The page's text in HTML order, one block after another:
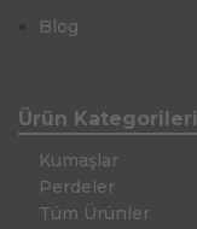
Blog
Ürün Kategorileri
Kumaşlar
Perdeler
Tüm Ürünler